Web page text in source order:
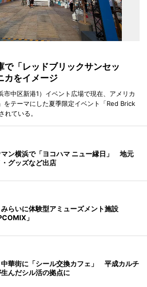
で「レッドブリックサンセッ
カをイメージ
市中区新港1）イベント広場で現在、アメリカ
をテーマにした夏季限定イベント「Red Brick
ている。
マン横浜で「ヨコハマ ニュー縁日」 地元
グッズなど出店
らいに体験型アミューズメント施設
」
中華街に「シール交換カフェ」 平成カルチ
んだシル活の拠点に